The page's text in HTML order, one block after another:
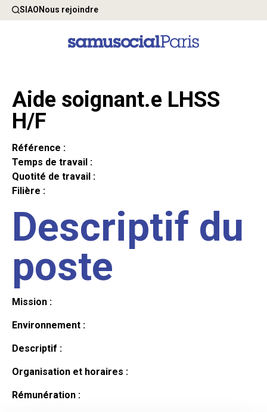
SIAONous rejoindre
Aide soignant.e LHSS
H/F
Référence :
Temps de travail :
Quotité de travail :
Filière :
Descriptif du
poste
Mission :
Environnement :
Descriptif :
Organisation et horaires :
Rémunération :